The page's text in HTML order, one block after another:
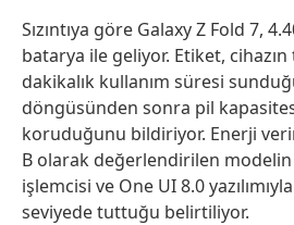
Sızıntıya göre Galaxy Z Fold 7,
batarya ile geliyor. Etiket,
dakikalık kullanım süresi
döngüsünden sonra pil
koruduğunu bildiriyor. Enerji
B olarak değerlendirilen modelin
işlemcisi ve One UI 8.0
seviyede tuttuğu belirtiliyor.